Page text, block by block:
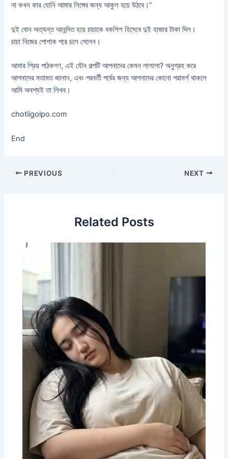
না কখন কার যোনি আমার লিঙ্গের জন্য আকুল হয়ে উঠবে।”
দুই বোন অত্যন্ত আনন্দিত হয়ে চাচাকে বকশিশ হিসেবে দুই হাজার টাকা দিল।
চাচা নিজের পোশাক পরে চলে গেলেন।
আমার প্রিয় পাঠকগণ, এই যৌন গল্পটি আপনাদের কেমন লাগলো? অনুগ্রহ করে
আপনাদের মতামত জানান, এবং পরবর্তী পর্বের জন্য আপনাদের কোনো পরামর্শ থাকলে
আমি অবশ্যই তা লিখব।
chotiigolpo.com
End
PREVIOUS NEXT
Related Posts